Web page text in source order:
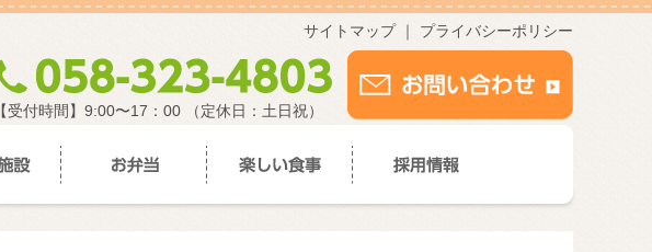
サイトマップ ｜ プライバシーポリシー
【受付時間】9:00〜17：00 （定休日：土日祝）